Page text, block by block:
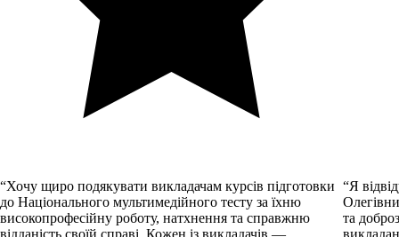
“Хочу щиро подякувати викладачам курсів підготовки
до Національного мультимедійного тесту за їхню
високопрофесійну роботу, натхнення та справжню
відданість своїй справі. Кожен із викладачів —
“Я
та